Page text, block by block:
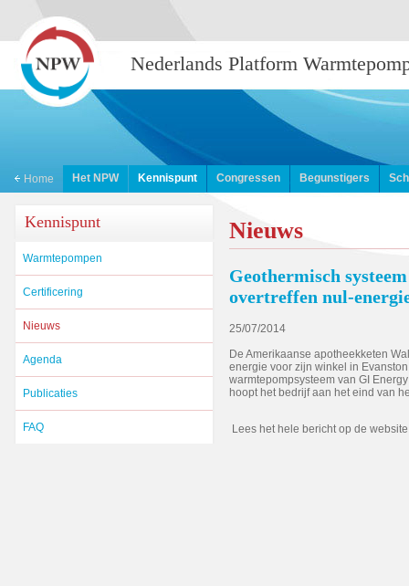
Nederlands Platform
Home Het NPW Kennispunt Congressen Begunstigers
Kennispunt
Warmtepompen
Certificering
Nieuws
Agenda
Publicaties
FAQ
Nieuws
Geothermisch
overtreffen nul-
25/07/2014
De Amerikaanse apotheekketen
energie voor zijn winkel in
warmtepompsysteem van GI
hoopt het bedrijf aan het eind van
Lees het hele bericht op de